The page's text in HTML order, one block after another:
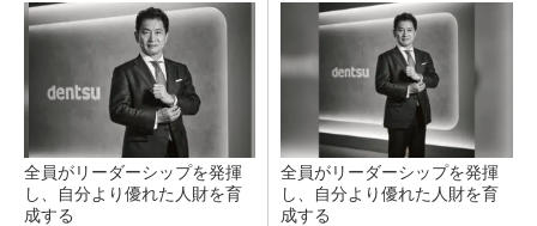
全員がリーダーシップを発揮
し、自分より優れた人財を育
成する
全員がリーダーシップを発揮
し、自分より優れた人財を育
成する